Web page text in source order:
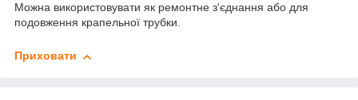
Можна використовувати як ремонтне з'єднання або для
подовження крапельної трубки.
Приховати